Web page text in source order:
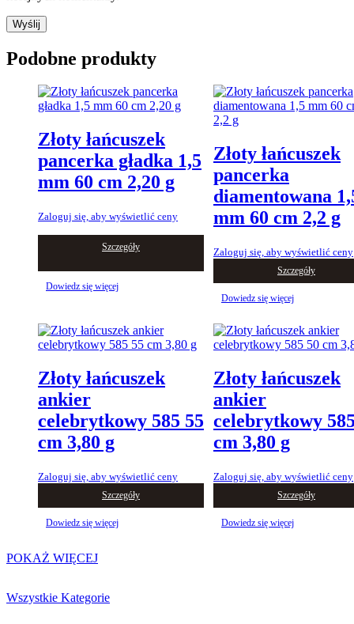
Podobne produkty
Złoty łańcuszek
pancerka gładka 1,5
mm 60 cm 2,20 g
Zaloguj się, aby wyświetlić ceny
Dowiedz się więcej
Szczegóły
Złoty łańcuszek
pancerka
diamentowana
mm 60 cm 2,2 g
Zaloguj się, aby wyświetlić ceny
Dowiedz się więcej
Szczegóły
Złoty łańcuszek
ankier
celebrytkowy 585 55
cm 3,80 g
Zaloguj się, aby wyświetlić ceny
Dowiedz się więcej
Szczegóły
Złoty łańcuszek
ankier
celebrytkowy
cm 3,80 g
Zaloguj się, aby wyświetlić ceny
Dowiedz się więcej
Szczegóły
POKAŻ WIĘCEJ
Wszystkie Kategorie